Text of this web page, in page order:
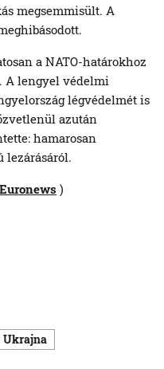
megsemmisült. A
a NATO-határokhoz
A lengyel védelmi
légvédelmét is
azután
hamarosan
lezárásáról.
Euronews )
Ukrajna